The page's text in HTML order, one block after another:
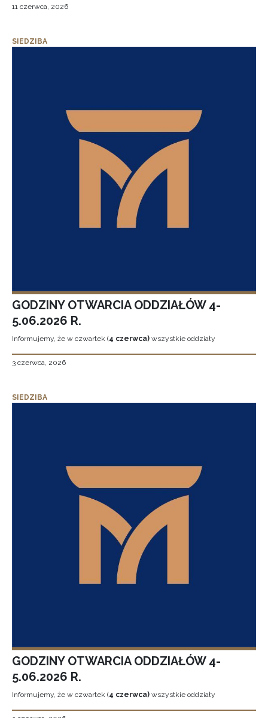
11 czerwca, 2026
SIEDZIBA
GODZINY OTWARCIA ODDZIAŁÓW 4-
5.06.2026 R.
Informujemy, że w czwartek (4 czerwca) wszystkie oddziały
3 czerwca, 2026
SIEDZIBA
GODZINY OTWARCIA ODDZIAŁÓW 4-
5.06.2026 R.
Informujemy, że w czwartek (4 czerwca) wszystkie oddziały